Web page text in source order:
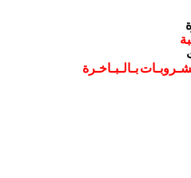
بـالـبـاخـرة